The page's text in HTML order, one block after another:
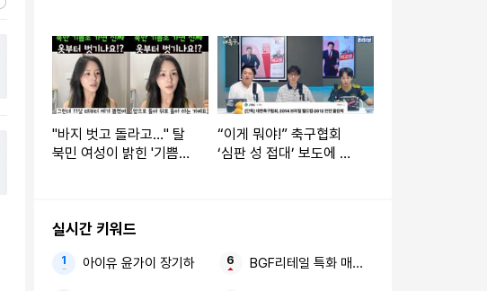
"바지 벗고 돌라고…" 탈
북민 여성이 밝힌 '기쁨
“이게 뭐야!” 축구협회
‘심판 성 접대’ 보도에 박
실시간 키워드
아이유 윤가이 장기하 BGF리테일 특화 매장 수익성